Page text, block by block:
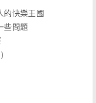
的快樂王國
些問題